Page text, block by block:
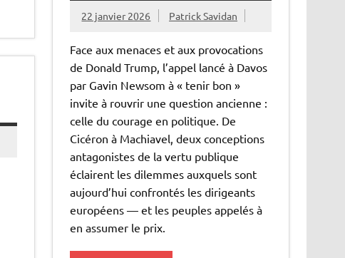
22 janvier 2026 Patrick Savidan
Face aux menaces et aux provocations
de Donald Trump, l’appel lancé à Davos
par Gavin Newsom à « tenir bon »
invite à rouvrir une question ancienne :
celle du courage en politique. De
Cicéron à Machiavel, deux conceptions
antagonistes de la vertu publique
éclairent les dilemmes auxquels sont
aujourd’hui confrontés les dirigeants
européens — et les peuples appelés à
en assumer le prix.